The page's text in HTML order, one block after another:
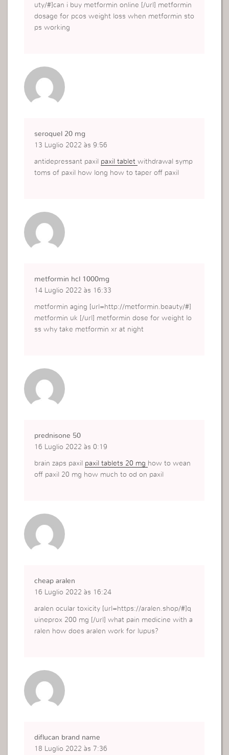
uty/#]can i buy metformin online [/url] metformin
dosage for pcos weight loss when metformin sto
ps working
seroquel 20 mg
13 Luglio 2022 às 9:56
antidepressant paxil paxil tabletwithdrawal symp
toms of paxil how long how to taper off paxil
metformin hcl 1000mg
14 Luglio 2022 às 16:33
metformin aging [url=http://metformin.beauty/#]
metformin uk [/url] metformin dose for weight lo
ss why take metformin xr at night
prednisone 50
16 Luglio 2022 às 0:19
brain zaps paxil paxil tablets 20 mg how to wean
off paxil 20 mg how much to od on paxil
cheap aralen
16 Luglio 2022 às 16:24
aralen ocular toxicity [url=https://aralen.shop/#]q
uineprox 200 mg [/url] what pain medicine with a
ralen how does aralen work for lupus?
diflucan brand name
18 Luglio 2022 às 7:36